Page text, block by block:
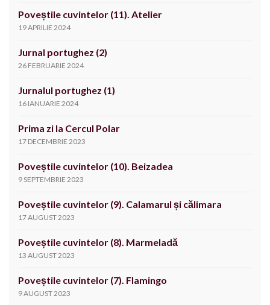
Poveștile cuvintelor (11). Atelier
19 APRILIE 2024
Jurnal portughez (2)
26 FEBRUARIE 2024
Jurnalul portughez (1)
16 IANUARIE 2024
Prima zi la Cercul Polar
17 DECEMBRIE 2023
Poveștile cuvintelor (10). Beizadea
9 SEPTEMBRIE 2023
Poveștile cuvintelor (9). Calamarul și călimara
17 AUGUST 2023
Poveștile cuvintelor (8). Marmeladă
13 AUGUST 2023
Poveștile cuvintelor (7). Flamingo
9 AUGUST 2023